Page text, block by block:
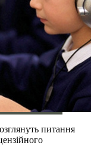
питання